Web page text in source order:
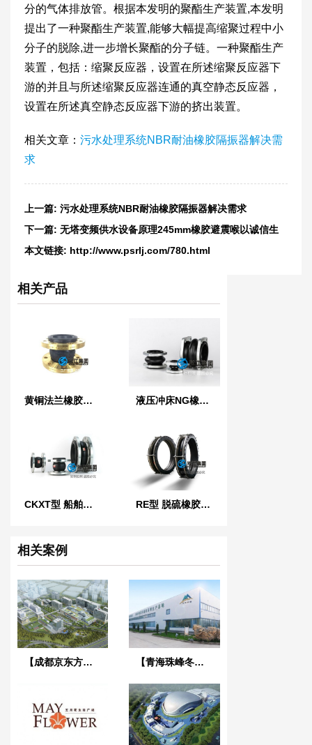
分的气体排放管。根据本发明的聚酯生产装置,本发明
提出了一种聚酯生产装置,能够大幅提高缩聚过程中小
分子的脱除,进一步增长聚酯的分子链。一种聚酯生产
装置，包括：缩聚反应器，设置在所述缩聚反应器下
游的并且与所述缩聚反应器连通的真空静态反应器，
设置在所述真空静态反应器下游的挤出装置。
相关文章： 污水处理系统NBR耐油橡胶隔振器解决需
求
上一篇: 污水处理系统NBR耐油橡胶隔振器解决需求
下一篇: 无塔变频供水设备原理245mm橡胶避震喉以诚信生
存
本文链接: http://www.psrlj.com/780.html
相关产品
黄铜法兰橡胶接头 液压冲床NG橡胶软连接
CKXT型 船舶可曲挠单球橡胶接头 RE型 脱硫橡胶膨胀节
相关案例
【成都京东方医院项目】双球橡胶接头合同 【青海珠峰冬虫夏草工厂】金属软管合同